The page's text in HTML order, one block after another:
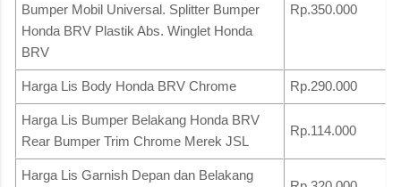
Bumper Mobil Universal. Splitter Bumper
Honda BRV Plastik Abs. Winglet Honda
BRV
Rp.350.000
Harga Lis Body Honda BRV Chrome Rp.290.000
Harga Lis Bumper Belakang Honda BRV
Rear Bumper Trim Chrome Merek JSL
Rp.114.000
Harga Lis Garnish Depan dan Belakang